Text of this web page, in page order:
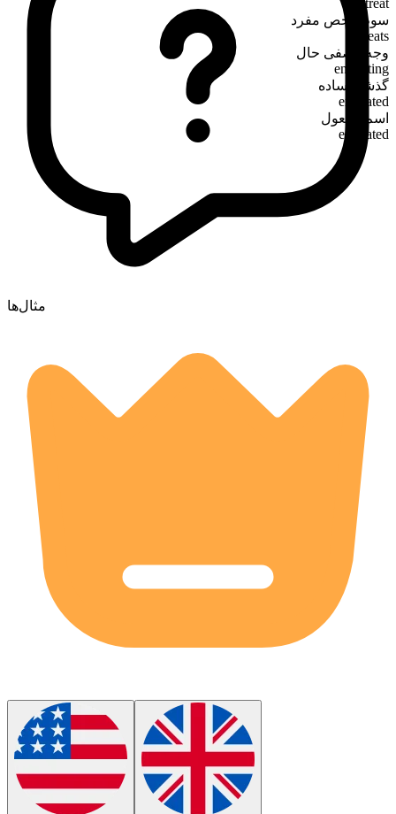
entreat
سوم‌شخص مفرد
entreats
وجه وصفی حال
entreating
گذشته ساده
entreated
اسم مفعول
entreated
مثال‌ها